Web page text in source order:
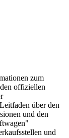
zum
offiziellen
über den
und den
und